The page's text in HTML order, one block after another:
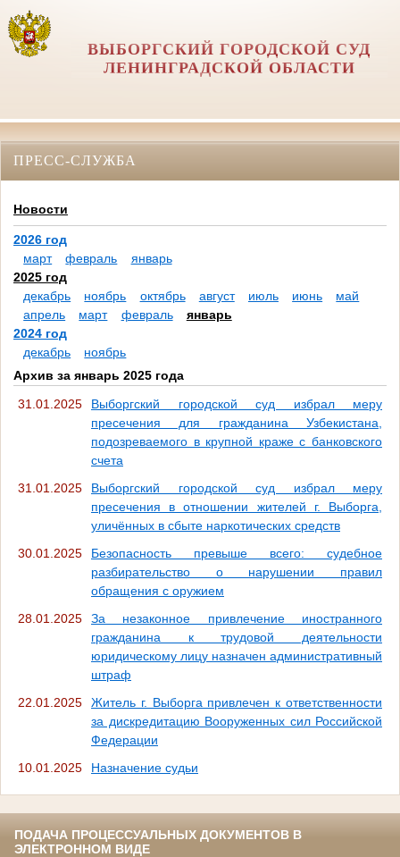
ВЫБОРГСКИЙ ГОРОДСКОЙ СУД
ЛЕНИНГРАДСКОЙ ОБЛАСТИ
ПРЕСС-СЛУЖБА
Новости
2026 год
март
февраль
январь
2025 год
декабрь
ноябрь октябрь август июль июнь
май
апрель
март февраль
январь
2024 год
декабрь
ноябрь
Архив за январь 2025 года
31.01.2025
Выборгский городской суд избрал меру
пресечения для гражданина Узбекистана,
подозреваемого в крупной краже с банковского
счета
31.01.2025
Выборгский городской суд избрал меру
пресечения в отношении жителей г. Выборга,
уличённых в сбыте наркотических средств
30.01.2025
Безопасность превыше всего: судебное
разбирательство о нарушении правил
обращения с оружием
28.01.2025
За незаконное привлечение иностранного
гражданина к трудовой деятельности
юридическому лицу назначен административный
штраф
22.01.2025
Житель г. Выборга привлечен к ответственности
за дискредитацию Вооруженных сил Российской
Федерации
10.01.2025
Назначение судьи
ПОДАЧА ПРОЦЕССУАЛЬНЫХ ДОКУМЕНТОВ В
ЭЛЕКТРОННОМ ВИДЕ